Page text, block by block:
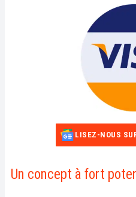
LISEZ-NOUS
Un concept à fort